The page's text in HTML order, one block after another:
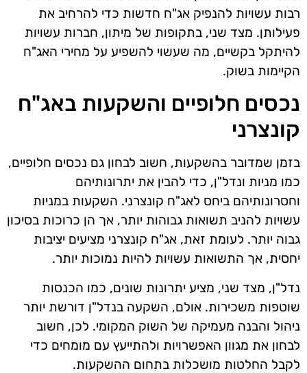
רבות עשויות להנפיק אג"ח חדשות כדי להרחיב את
פעילותן. מצד שני, בתקופות של מיתון, חברות עשויות
להיתקל בקשיים, מה שעשוי להשפיע על מחירי האג"ח
הקיימות בשוק.
נכסים חלופיים והשקעות באג"ח
קונצרני
בזמן שמדובר בהשקעות, חשוב לבחון גם נכסים חלופיים,
כמו מניות ונדל"ן, כדי להבין את יתרונותיהם
וחסרונותיהם ביחס לאג"ח קונצרני. השקעות במניות
עשויות להניב תשואות גבוהות יותר, אך הן כרוכות בסיכון
גבוה יותר. לעומת זאת, אג"ח קונצרני מציעים יציבות
יחסית, אך התשואות עשויות להיות נמוכות יותר.
נדל"ן, מצד שני, מציע יתרונות שונים, כמו הכנסות
שוטפות משכירות. אולם, השקעה בנדל"ן דורשת יותר
ניהול והבנה מעמיקה של השוק המקומי. לכן, חשוב
לבחון את מגוון האפשרויות ולהתייעץ עם מומחים כדי
לקבל החלטות מושכלות בתחום ההשקעות.